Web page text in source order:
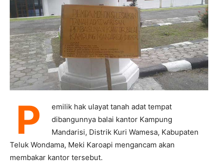
P
emilik hak ulayat tanah adat tempat
dibangunnya balai kantor Kampung
Mandarisi, Distrik Kuri Wamesa, Kabupaten
Teluk Wondama, Meki Karoapi mengancam akan
membakar kantor tersebut.